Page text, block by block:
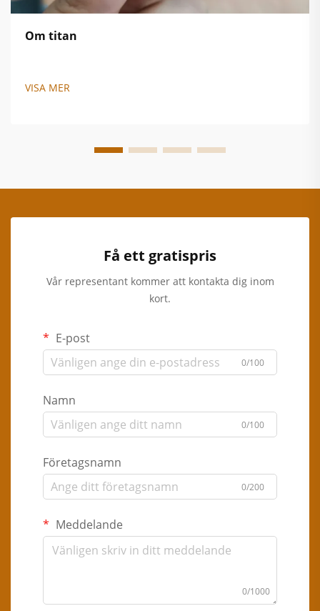
Om titan
VISA MER
Få ett gratispris
Vår representant kommer att kontakta dig inom
kort.
E-post
0/100
Namn
0/100
Företagsnamn
0/200
Meddelande
0/1000